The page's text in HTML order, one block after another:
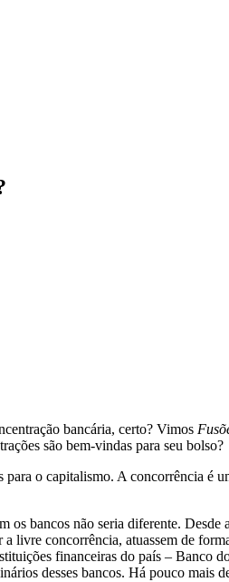
bancária, certo? Vimos
são bem-vindas para seu bolso?
o capitalismo. A concorrência é
bancos não seria diferente. Desde
livre concorrência, atuassem de
financeiras do país –
desses bancos. Há pouco mais